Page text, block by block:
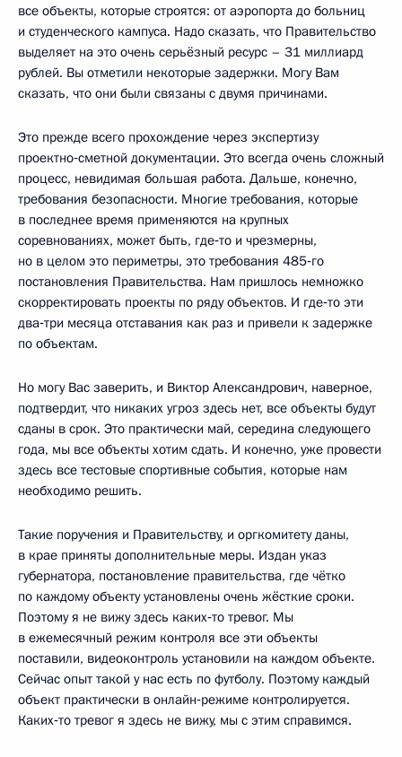
все объекты, которые строятся: от аэропорта до больниц
и студенческого кампуса. Надо сказать, что Правительство
выделяет на это очень серьёзный ресурс – 31 миллиард
рублей. Вы отметили некоторые задержки. Могу Вам
сказать, что они были связаны с двумя причинами.
Это прежде всего прохождение через экспертизу
проектно‑сметной документации. Это всегда очень сложный
процесс, невидимая большая работа. Дальше, конечно,
требования безопасности. Многие требования, которые
в последнее время применяются на крупных
соревнованиях, может быть, где‑то и чрезмерны,
но в целом это периметры, это требования 485‑го
постановления Правительства. Нам пришлось немножко
скорректировать проекты по ряду объектов. И где‑то эти
два‑три месяца отставания как раз и привели к задержке
по объектам.
Но могу Вас заверить, и Виктор Александрович, наверное,
подтвердит, что никаких угроз здесь нет, все объекты будут
сданы в срок. Это практически май, середина следующего
года, мы все объекты хотим сдать. И конечно, уже провести
здесь все тестовые спортивные события, которые нам
необходимо решить.
Такие поручения и Правительству, и оргкомитету даны,
в крае приняты дополнительные меры. Издан указ
губернатора, постановление правительства, где чётко
по каждому объекту установлены очень жёсткие сроки.
Поэтому я не вижу здесь каких‑то тревог. Мы
в ежемесячный режим контроля все эти объекты
поставили, видеоконтроль установили на каждом объекте.
Сейчас опыт такой у нас есть по футболу. Поэтому каждый
объект практически в онлайн‑режиме контролируется.
Каких‑то тревог я здесь не вижу, мы с этим справимся.